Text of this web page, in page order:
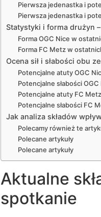
Pierwsza jedenastka i
Pierwsza jedenastka i
Statystyki i forma drużyn
Forma OGC Nice w
Forma FC Metz w
Ocena sił i słabości obu
Potencjalne atuty OGC
Potencjalne słabości OGC
Potencjalne atuty FC Metz
Potencjalne słabości FC
Jak analiza składów
Polecamy również te
Polecane artykuły
Polecane artykuły
Aktualne
spotkanie